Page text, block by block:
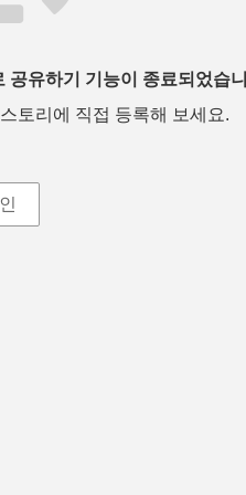
유하기 기능이 종료되었습
토리에 직접 등록해 보세요.